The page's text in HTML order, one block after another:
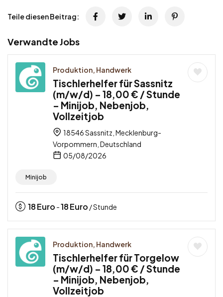
Teile diesen Beitrag:
Verwandte Jobs
Produktion, Handwerk
Tischlerhelfer für Sassnitz
(m/w/d) – 18,00 € / Stunde
– Minijob, Nebenjob,
Vollzeitjob
18546 Sassnitz, Mecklenburg-
Vorpommern, Deutschland
05/08/2026
Minijob
18Euro -18Euro / Stunde
Produktion, Handwerk
Tischlerhelfer für Torgelow
(m/w/d) – 18,00 € / Stunde
– Minijob, Nebenjob,
Vollzeitjob